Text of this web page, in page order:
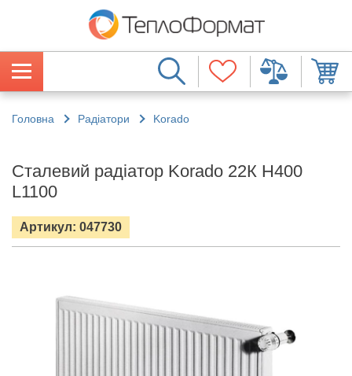
Головна Радіатори Korado
Сталевий радіатор Korado 22К H400
L1100
Артикул: 047730